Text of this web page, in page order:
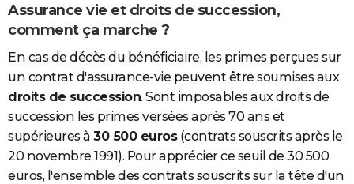
Assurance vie et droits de succession,
comment ça marche ?
En cas de décès du bénéficiaire, les primes perçues sur
un contrat d'assurance-vie peuvent être soumises aux
droits de succession. Sont imposables aux droits de
succession les primes versées après 70 ans et
supérieures à 30 500 euros(contrats souscrits après le
20 novembre 1991). Pour apprécier ce seuil de 30 500
euros, l'ensemble des contrats souscrits sur la tête d'un